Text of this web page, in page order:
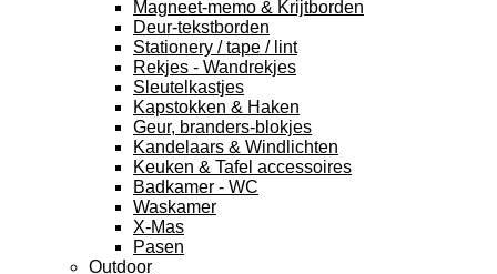
Magneet-memo & Krijtborden
Deur-tekstborden
Stationery / tape / lint
Rekjes - Wandrekjes
Sleutelkastjes
Kapstokken & Haken
Geur, branders-blokjes
Kandelaars & Windlichten
Keuken & Tafel accessoires
Badkamer - WC
Waskamer
X-Mas
Pasen
Outdoor